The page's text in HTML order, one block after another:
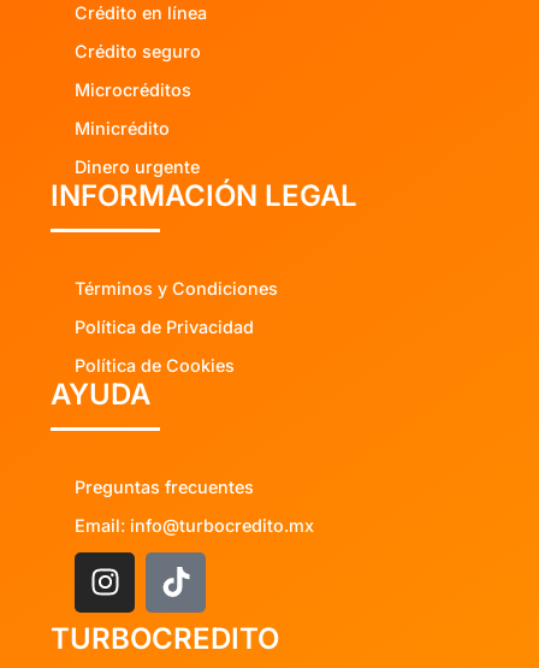
Crédito en línea
Crédito seguro
Microcréditos
Minicrédito
Dinero urgente
INFORMACIÓN LEGAL
Términos y Condiciones
Política de Privacidad
Política de Cookies
AYUDA
Preguntas frecuentes
Email: info@turbocredito.mx
TURBOCREDITO